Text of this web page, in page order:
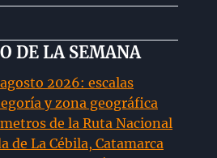
DE LA SEMANA
2026: escalas
y zona geográfica
de la Ruta Nacional
de La Cébila, Catamarca